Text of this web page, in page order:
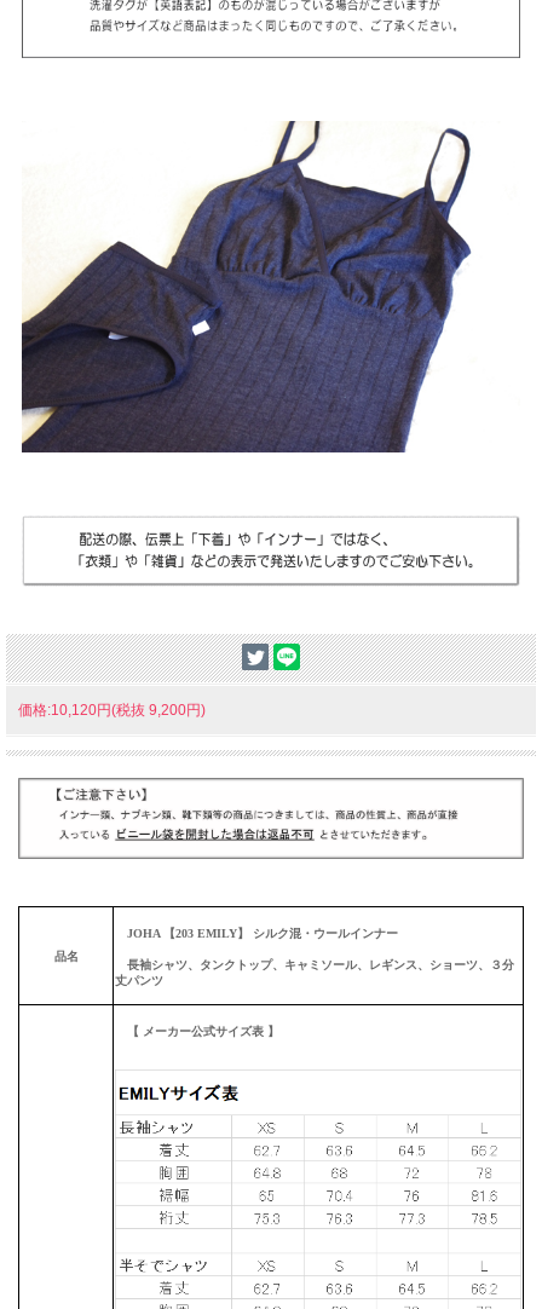
価格:10,120円(税抜 9,200円)
品名
JOHA 【203 EMILY】 シルク混・ウールインナー
長袖シャツ、タンクトップ、キャミソール、レギンス、ショーツ、３分
丈パンツ
【 メーカー公式サイズ表 】